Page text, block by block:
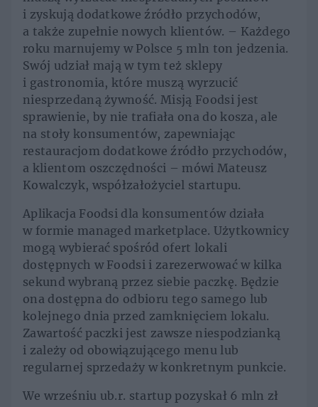
i zyskują dodatkowe źródło przychodów,
a także zupełnie nowych klientów. – Każdego
roku marnujemy w Polsce 5 mln ton jedzenia.
Swój udział mają w tym też sklepy
i gastronomia, które muszą wyrzucić
niesprzedaną żywność. Misją Foodsi jest
sprawienie, by nie trafiała ona do kosza, ale
na stoły konsumentów, zapewniając
restauracjom dodatkowe źródło przychodów,
a klientom oszczędności – mówi Mateusz
Kowalczyk, współzałożyciel startupu.
Aplikacja Foodsi dla konsumentów działa
w formie managed marketplace. Użytkownicy
mogą wybierać spośród ofert lokali
dostępnych w Foodsi i zarezerwować w kilka
sekund wybraną przez siebie paczkę. Będzie
ona dostępna do odbioru tego samego lub
kolejnego dnia przed zamknięciem lokalu.
Zawartość paczki jest zawsze niespodzianką
i zależy od obowiązującego menu lub
regularnej sprzedaży w konkretnym punkcie.
We wrześniu ub.r. startup pozyskał 6 mln zł